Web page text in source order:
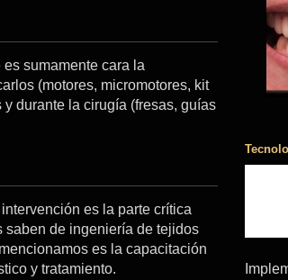
sumamente cara la
(motores, micromotores, kit
durante la cirugía (fresas, guías
es la parte crítica
saben de ingeniería de tejidos
es la capacitación
y tratamiento.